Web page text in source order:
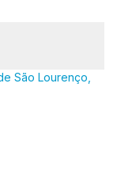
São Lourenço,